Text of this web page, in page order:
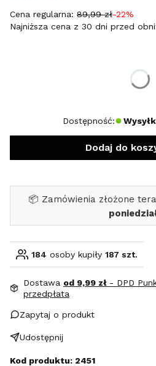
Cena regularna: 89,99 zł-22%
Najniższa cena z 30 dni przed
Dostępność:
Dodaj do
📦 Zamówienia złożone
184 osoby kupiły 187 szt.
Dostawa od 9,99 zł - DPD
przedpłata
Zapytaj o produkt
Udostępnij
Kod produktu: 2451